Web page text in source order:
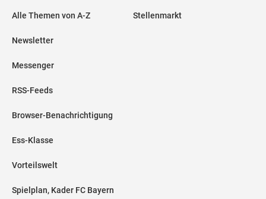
Alle Themen von A-Z
Newsletter
Messenger
RSS-Feeds
Browser-Benachrichtigung
Ess-Klasse
Vorteilswelt
Spielplan, Kader FC Bayern
Stellenmarkt